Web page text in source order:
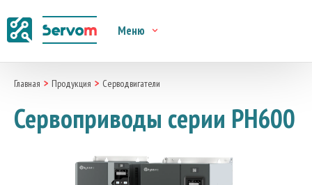
Меню
Главная Продукция Серводвигатели
Сервоприводы серии PH600